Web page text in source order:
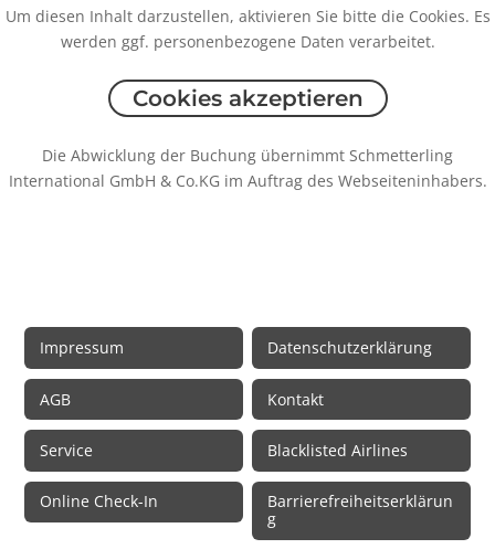
Um diesen Inhalt darzustellen, aktivieren Sie bitte die Cookies. Es
werden ggf. personenbezogene Daten verarbeitet.
Cookies akzeptieren
Die Abwicklung der Buchung übernimmt Schmetterling
International GmbH & Co.KG im Auftrag des Webseiteninhabers.
Impressum Datenschutzerklärung
AGB Kontakt
Service Blacklisted Airlines
Online Check-In
Barrierefreiheitserklärun
g